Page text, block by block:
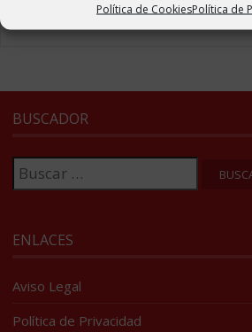
Política de CookiesPolítica de
BUSCADOR
Buscar:
ENLACES
Aviso Legal
Política de Privacidad